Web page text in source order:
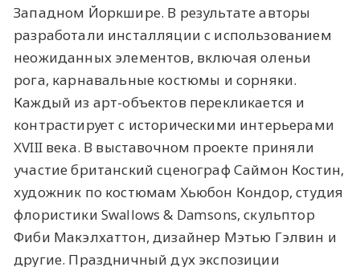
Западном Йоркшире. В результате авторы
разработали инсталляции с использованием
неожиданных элементов, включая оленьи
рога, карнавальные костюмы и сорняки.
Каждый из арт-объектов перекликается и
контрастирует с историческими интерьерами
XVIII века. В выставочном проекте приняли
участие британский сценограф Саймон Костин,
художник по костюмам Хьюбон Кондор, студия
флористики Swallows & Damsons, скульптор
Фиби Макэлхаттон, дизайнер Мэтью Гэлвин и
другие. Праздничный дух экспозиции